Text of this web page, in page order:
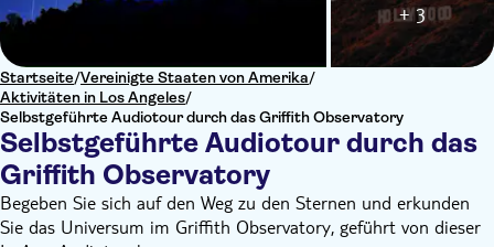
Startseite/Vereinigte Staaten von Amerika/
Aktivitäten in Los Angeles/
Selbstgeführte Audiotour durch das Griffith Observatory
Selbstgeführte Audiotour durch das
Griffith Observatory
+ 3
Begeben Sie sich auf den Weg zu den Sternen und erkunden
Sie das Universum im Griffith Observatory, geführt von dieser